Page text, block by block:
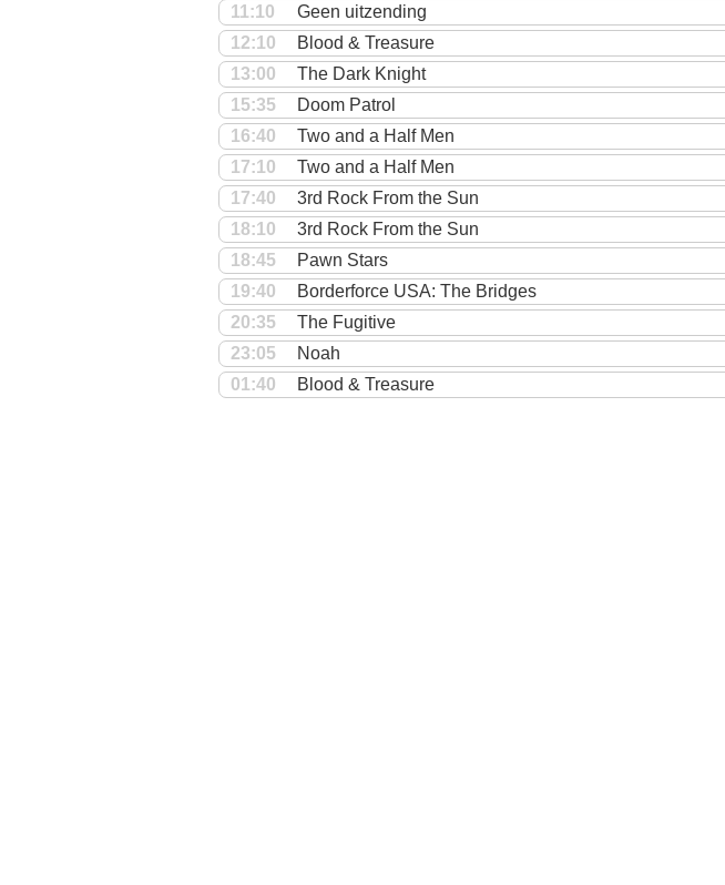
11:10
Geen uitzending
12:10
Blood & Treasure
13:00
The Dark Knight
15:35
Doom Patrol
16:40
Two and a Half Men
17:10
Two and a Half Men
17:40
3rd Rock From the Sun
18:10
3rd Rock From the Sun
18:45
Pawn Stars
19:40
Borderforce USA: The Bridges
20:35
The Fugitive
23:05
Noah
01:40
Blood & Treasure